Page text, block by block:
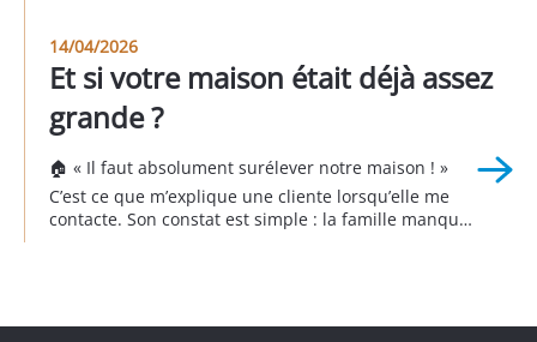
vivre votre extérieur ? Un jardin réussi n’est pas celui
que l’on voit dans les magazines ou chez les voisins.
C’est celui qui répond à vos besoins, à vos […]
14/04/2026
Et si votre maison était déjà assez
grande ?
🏠 « Il faut absolument surélever notre maison ! »
C’est ce que m’explique une cliente lorsqu’elle me
contacte. Son constat est simple : la famille manque